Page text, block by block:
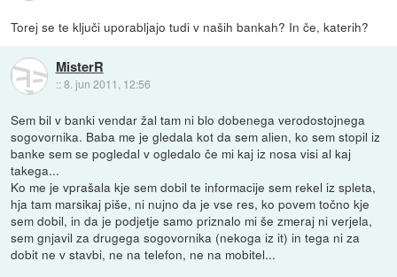
Torej se te ključi uporabljajo tudi v naših bankah? In če, katerih?
MisterR
::8. jun 2011, 12:56
Sem bil v banki vendar žal tam ni blo dobenega verodostojnega
sogovornika. Baba me je gledala kot da sem alien, ko sem stopil iz
banke sem se pogledal v ogledalo če mi kaj iz nosa visi al kaj
takega...
Ko me je vprašala kje sem dobil te informacije sem rekel iz spleta,
hja tam marsikaj piše, ni nujno da je vse res, ko povem točno kje
sem dobil, in da je podjetje samo priznalo mi še zmeraj ni verjela,
sem gnjavil za drugega sogovornika (nekoga iz it) in tega ni za
dobit ne v stavbi, ne na telefon, ne na mobitel...